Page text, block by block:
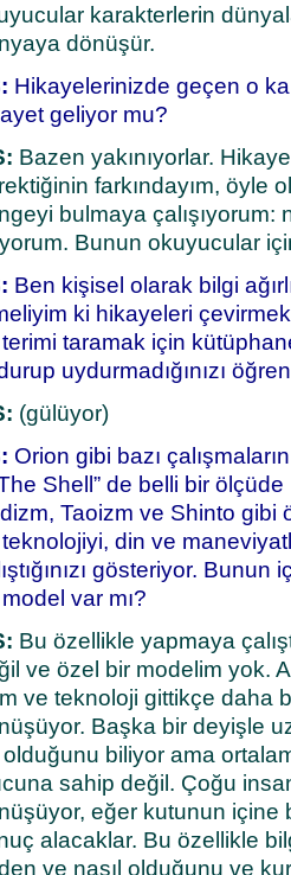
karakterlerin
dönüşür.
Hikayelerinizde geçen o
geliyor mu?
Bazen yakınıyorlar.
farkındayım, öyle
bulmaya
Bunun okuyucular
Ben kişisel olarak bilgi
ki hikayeleri
terimi taramak için
uydurmadığınızı
(gülüyor)
Orion gibi bazı
Shell” de belli bir ölçüde
Taoizm ve Shinto gibi
din ve
gösteriyor. Bunun
model var mı?
Bu özellikle yapmaya
ve özel bir modelim yok.
ve teknoloji gittikçe daha
Başka bir deyişle
biliyor ama
sahip değil. Çoğu
eğer kutunun içine
alacaklar. Bu özellikle
ve nasıl olduğunu ve